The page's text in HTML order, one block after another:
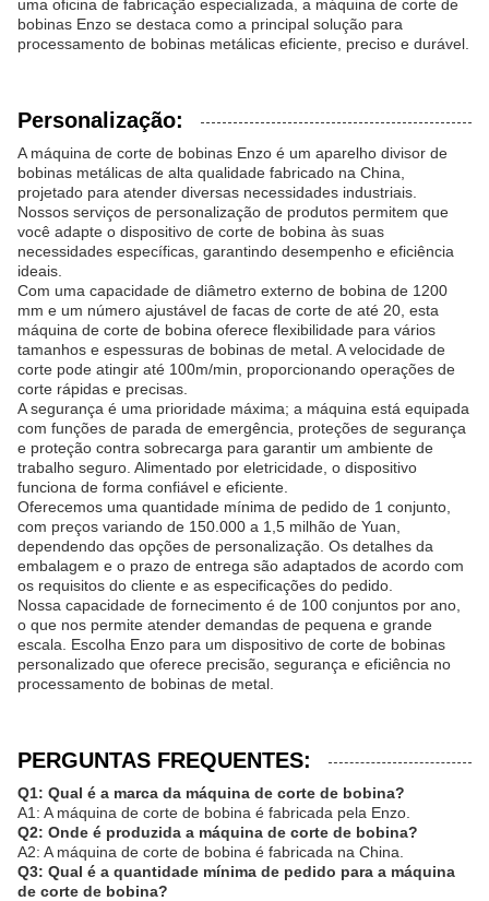
uma oficina de fabricação especializada, a máquina de corte de
bobinas Enzo se destaca como a principal solução para
processamento de bobinas metálicas eficiente, preciso e durável.
Personalização:
A máquina de corte de bobinas Enzo é um aparelho divisor de
bobinas metálicas de alta qualidade fabricado na China,
projetado para atender diversas necessidades industriais.
Nossos serviços de personalização de produtos permitem que
você adapte o dispositivo de corte de bobina às suas
necessidades específicas, garantindo desempenho e eficiência
ideais.
Com uma capacidade de diâmetro externo de bobina de 1200
mm e um número ajustável de facas de corte de até 20, esta
máquina de corte de bobina oferece flexibilidade para vários
tamanhos e espessuras de bobinas de metal. A velocidade de
corte pode atingir até 100m/min, proporcionando operações de
corte rápidas e precisas.
A segurança é uma prioridade máxima; a máquina está equipada
com funções de parada de emergência, proteções de segurança
e proteção contra sobrecarga para garantir um ambiente de
trabalho seguro. Alimentado por eletricidade, o dispositivo
funciona de forma confiável e eficiente.
Oferecemos uma quantidade mínima de pedido de 1 conjunto,
com preços variando de 150.000 a 1,5 milhão de Yuan,
dependendo das opções de personalização. Os detalhes da
embalagem e o prazo de entrega são adaptados de acordo com
os requisitos do cliente e as especificações do pedido.
Nossa capacidade de fornecimento é de 100 conjuntos por ano,
o que nos permite atender demandas de pequena e grande
escala. Escolha Enzo para um dispositivo de corte de bobinas
personalizado que oferece precisão, segurança e eficiência no
processamento de bobinas de metal.
PERGUNTAS FREQUENTES:
Q1: Qual é a marca da máquina de corte de bobina?
A1: A máquina de corte de bobina é fabricada pela Enzo.
Q2: Onde é produzida a máquina de corte de bobina?
A2: A máquina de corte de bobina é fabricada na China.
Q3: Qual é a quantidade mínima de pedido para a máquina
de corte de bobina?